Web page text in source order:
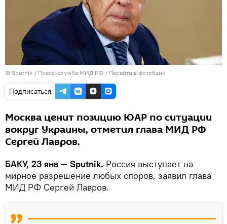
© Sputnik / Пресс-служба МИД РФ / Перейти в фотобанк
Подписаться
Москва ценит позицию ЮАР по ситуации
вокруг Украины, отметил глава МИД РФ
Сергей Лавров.
БАКУ, 23 янв — Sputnik. Россия выступает на
мирное разрешение любых споров, заявил глава
МИД РФ Сергей Лавров.